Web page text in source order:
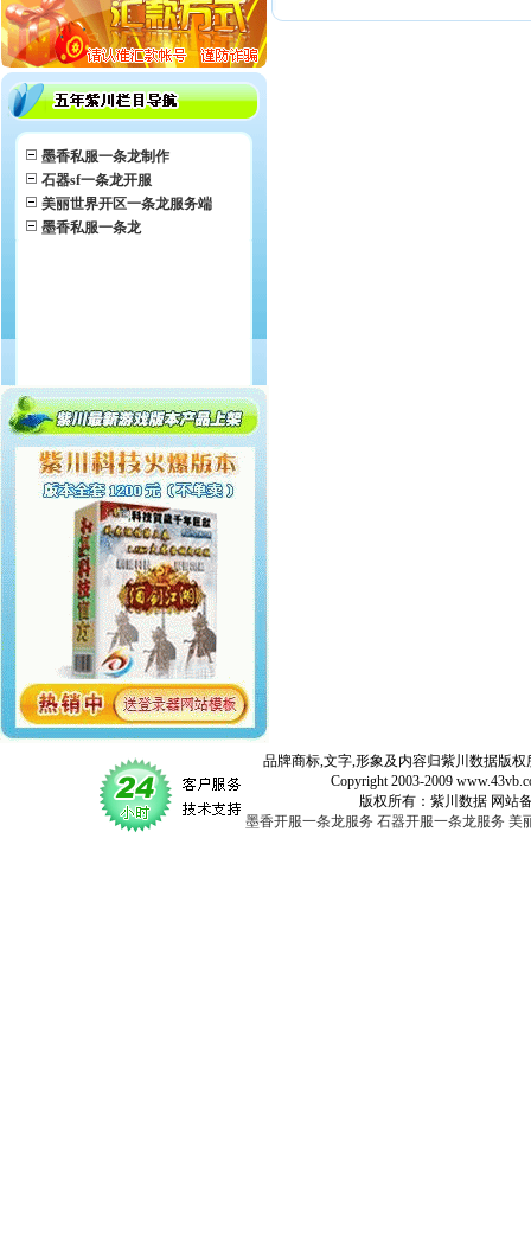
墨香私服一条龙制作
石器sf一条龙开服
美丽世界开区一条龙服务端
墨香私服一条龙
品牌商标,文字,形象及内容归紫川数据版权
Copyright 2003-2009 www.43vb.com
版权所有：紫川数据 网站备案登
墨香开服一条龙服务 石器开服一条龙服务 美